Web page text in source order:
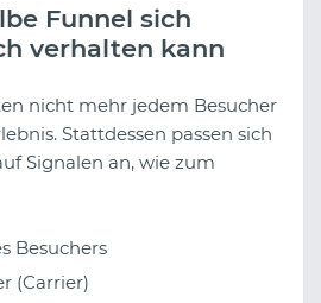
Funnel sich
verhalten kann
nicht mehr jedem Besucher
Stattdessen passen sich
Signalen an, wie zum
Besuchers
(Carrier)